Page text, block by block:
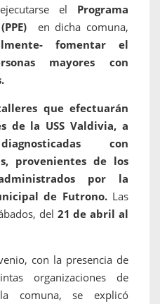
el Programa
en dicha comuna,
fomentar el
mayores con
que efectuarán
de la USS Valdivia, a
con
provenientes de los
por la
de Futrono.Las
del 21 de abril al
con la presencia de
organizaciones de
comuna, se explicó